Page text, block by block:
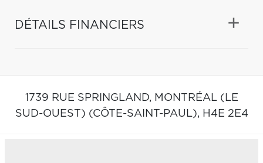
DÉTAILS FINANCIERS
1739 RUE SPRINGLAND, MONTRÉAL (LE
SUD-OUEST) (CÔTE-SAINT-PAUL), H4E 2E4